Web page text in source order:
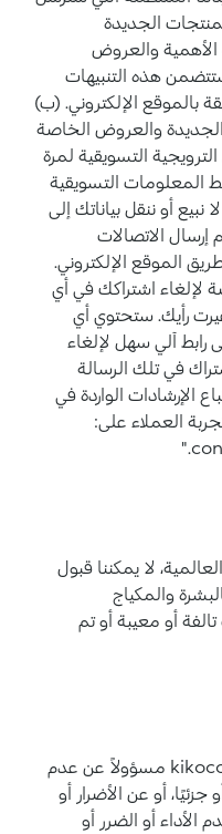
الجديدة
والعروض
هذه التنبيهات
الإلكتروني. (ب)
والعروض الخاصة
التسويقية لمرة
التسويقية
أو ننقل بياناتك إلى
الاتصالات
الموقع الإلكتروني.
اشتراكك في أي
رأيك. ستحتوي أي
آلي سهل لإلغاء
في تلك الرسالة
الواردة في
العملاء على:
لا يمكننا قبول
والمكياج
أو معيبة أو تم
لن يكون موقع kikocosmetics.com.eg مسؤولاً عن عدم
أو عن الأضرار أو
أو الضرر أو